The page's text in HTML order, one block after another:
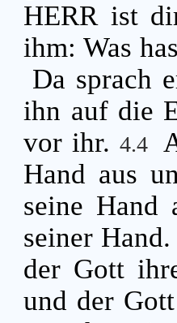
HERR ist
ihm: Was
Da sprach
ihn auf die
vor ihr. 4.4
Hand aus
seine
seiner Hand.
der Gott
und der